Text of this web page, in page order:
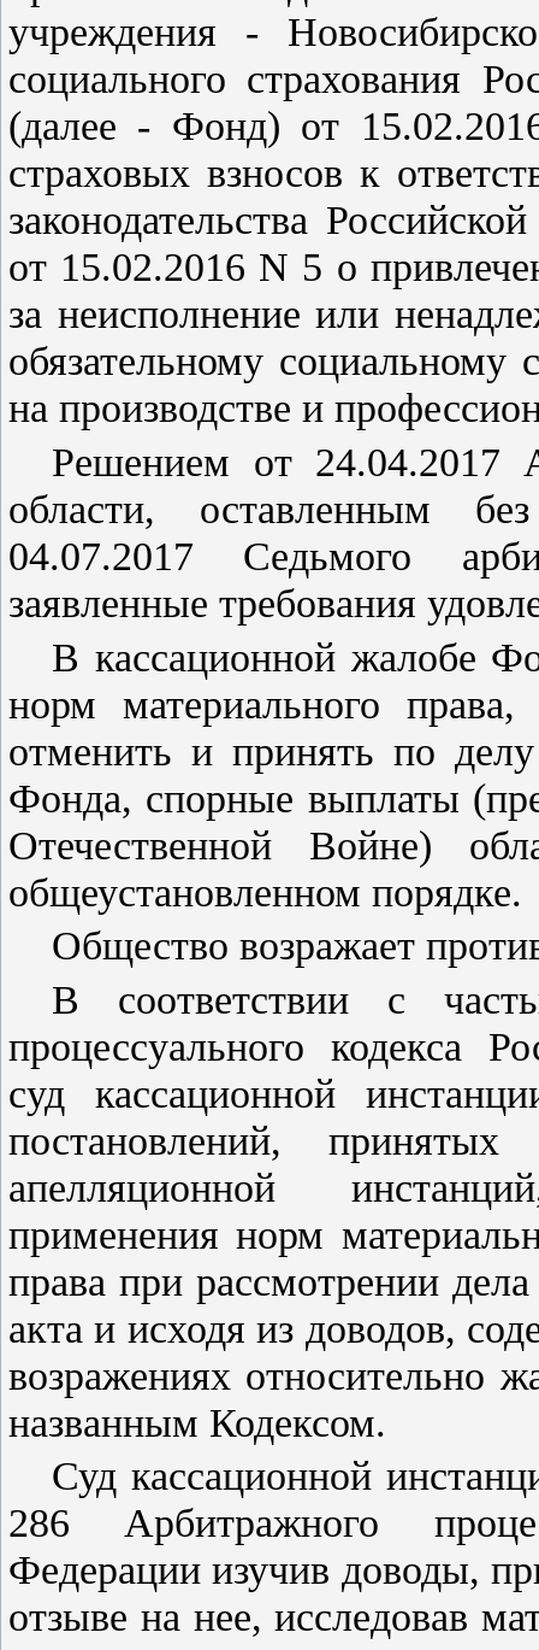
учреждения -
социального страхования
(далее - Фонд) от
страховых взносов к
законодательства
от 15.02.2016 N 5 о
за неисполнение или
обязательному социальному
на производстве и
Решением от 24.04.2017
области, оставленным
04.07.2017 Седьмого
заявленные требования
В кассационной жалобе
норм материального
отменить и принять по
Фонда, спорные выплаты
Отечественной Войне)
общеустановленном порядке.
Общество возражает
В соответствии с
процессуального кодекса
суд кассационной
постановлений,
апелляционной
применения норм
права при рассмотрении
акта и исходя из доводов,
возражениях относительно
названным Кодексом.
Суд кассационной
286 Арбитражного
Федерации изучив доводы,
отзыве на нее, исследовав